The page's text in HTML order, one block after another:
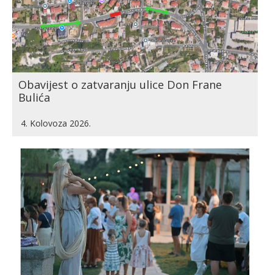
Obavijest o zatvaranju ulice Don Frane
Bulića
4. Kolovoza 2026.